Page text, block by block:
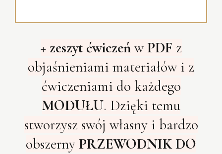
+zeszyt ćwiczeńw PDF z
objaśnieniami materiałów i z
ćwiczeniami do każdego
MODUŁU. Dzięki temu
stworzysz swój własny i bardzo
obszerny PRZEWODNIK DO